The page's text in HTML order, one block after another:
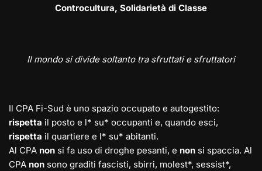
Controcultura, Solidarietà di Classe
Il mondo si divide soltanto tra sfruttati e sfruttatori
Il CPA Fi-Sud è uno spazio occupato e autogestito:
rispetta il posto e l* su* occupanti e, quando esci,
rispetta il quartiere e l* su* abitanti.
Al CPA non si fa uso di droghe pesanti, e non si spaccia. Al
CPA non sono graditi fascisti, sbirri, molest*, sessist*,